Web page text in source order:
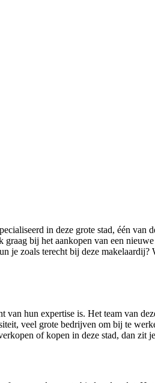
in deze grote stad, één van
bij het aankopen van een
je zoals terecht bij deze makelaardij?
hun expertise is. Het team van
veel grote bedrijven om bij te
of kopen in deze stad, dan zit